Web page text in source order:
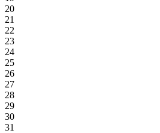
20
21
22
23
24
25
26
27
28
29
30
31